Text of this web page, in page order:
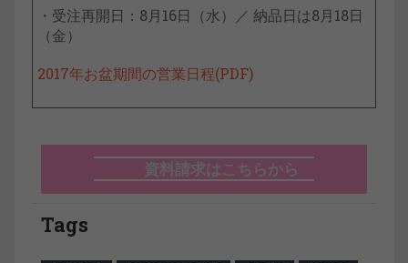
・受注再開日：8月16日（水）／ 納品日は8月18日
（金）
2017年お盆期間の営業日程(PDF)
資料請求はこちらから
Tags